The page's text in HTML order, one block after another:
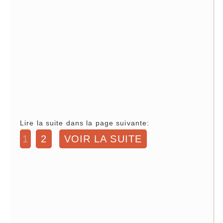
Lire la suite dans la page suivante:
1 2 VOIR LA SUITE